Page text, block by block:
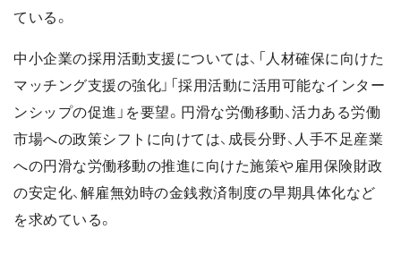
ている。
中小企業の採用活動支援については、「人材確保に向けた
マッチング支援の強化」「採用活動に活用可能なインター
ンシップの促進」を要望。円滑な労働移動、活力ある労働
市場への政策シフトに向けては、成長分野、人手不足産業
への円滑な労働移動の推進に向けた施策や雇用保険財政
の安定化、解雇無効時の金銭救済制度の早期具体化など
を求めている。